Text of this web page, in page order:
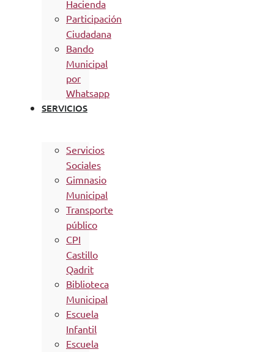
Hacienda
Participación
Ciudadana
Bando
Municipal
por
Whatsapp
SERVICIOS
Servicios
Sociales
Gimnasio
Municipal
Transporte
público
CPI
Castillo
Qadrit
Biblioteca
Municipal
Escuela
Infantil
Escuela